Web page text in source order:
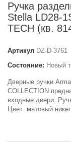
Ручка
Stella LD28-
TECH (кв.
Артикул DZ-D-3761
Состояние: Новый
Дверные ручки
COLLECTION
входные двери.
Цвет: матовый